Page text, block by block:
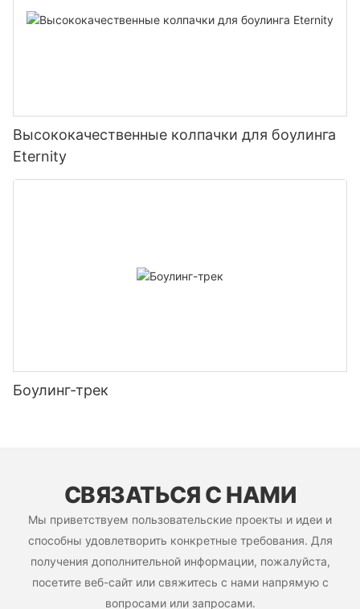
Высококачественные колпачки для боулинга
Eternity
Боулинг-трек
СВЯЗАТЬСЯ С НАМИ
Мы приветствуем пользовательские проекты и идеи и
способны удовлетворить конкретные требования. Для
получения дополнительной информации, пожалуйста,
посетите веб-сайт или свяжитесь с нами напрямую с
вопросами или запросами.